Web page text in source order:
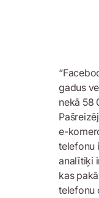
gadus
nekā 58
e-
telefonu
analītiķi
kas
telefonu